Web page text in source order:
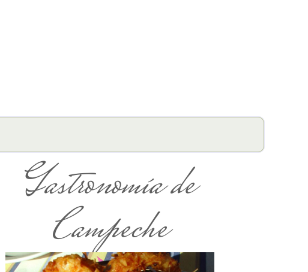
Gastronomía de
Campeche